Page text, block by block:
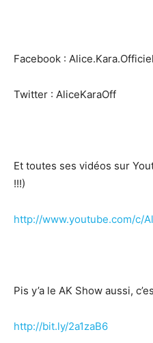
Facebook : Alice.Kara.Officiel
Twitter : AliceKaraOff
Et toutes ses vidéos sur
!!!)
http://www.youtube.com/c/
Pis y’a le AK Show aussi,
http://bit.ly/2a1zaB6